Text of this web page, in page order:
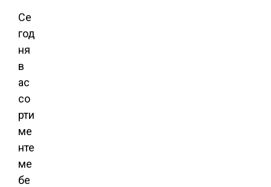
Се
год
ня
в
ас
со
рти
ме
нте
ме
бе